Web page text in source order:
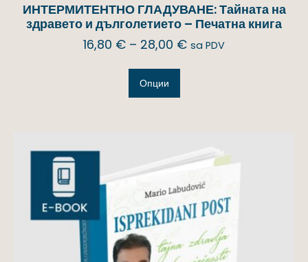
ИНТЕРМИТЕНТНО ГЛАДУВАНЕ: Тайната на
здравето и дълголетието – Печатна книга
16,80 € – 28,00 € sa PDV
Опции